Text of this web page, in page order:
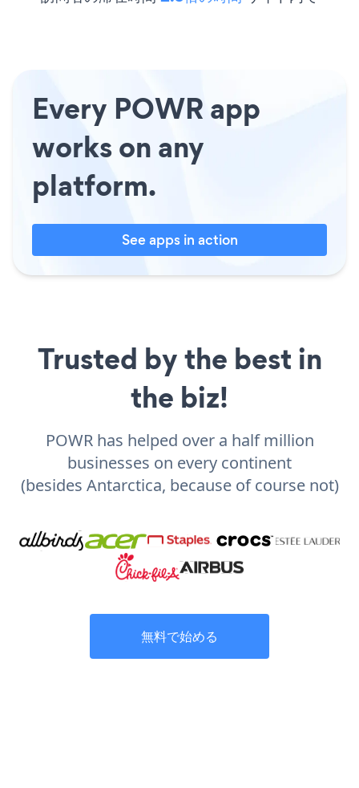
Every POWR app
works on any
platform.
See apps in action
Trusted by the best in
the biz!
POWR has helped over a half million
businesses on every continent
(besides Antarctica, because of course not)
無料で始める